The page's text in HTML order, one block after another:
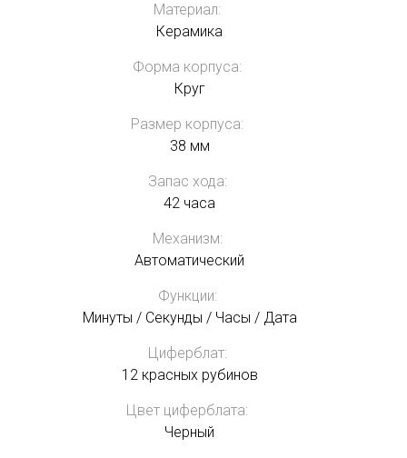
Материал:
Керамика
Форма корпуса:
Круг
Размер корпуса:
38 мм
Запас хода:
42 часа
Механизм:
Автоматический
Функции:
Минуты / Секунды / Часы / Дата
Циферблат:
12 красных рубинов
Цвет циферблата:
Черный